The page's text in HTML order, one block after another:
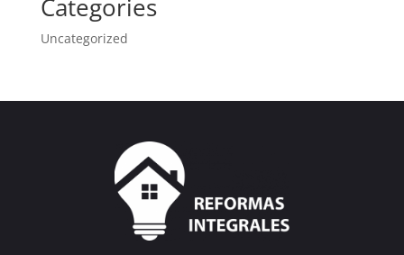
Categories
Uncategorized